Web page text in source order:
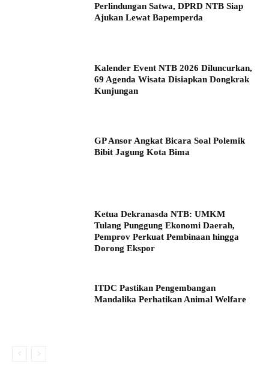
Perlindungan Satwa, DPRD NTB Siap
Ajukan Lewat Bapemperda
Kalender Event NTB 2026 Diluncurkan,
69 Agenda Wisata Disiapkan Dongkrak
Kunjungan
GP Ansor Angkat Bicara Soal Polemik
Bibit Jagung Kota Bima
Ketua Dekranasda NTB: UMKM
Tulang Punggung Ekonomi Daerah,
Pemprov Perkuat Pembinaan hingga
Dorong Ekspor
ITDC Pastikan Pengembangan
Mandalika Perhatikan Animal Welfare